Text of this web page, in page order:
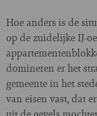
Hoe anders is de
op de zuidelijke IJ-
domineren er het
gemeente in het
van eisen vast, dat